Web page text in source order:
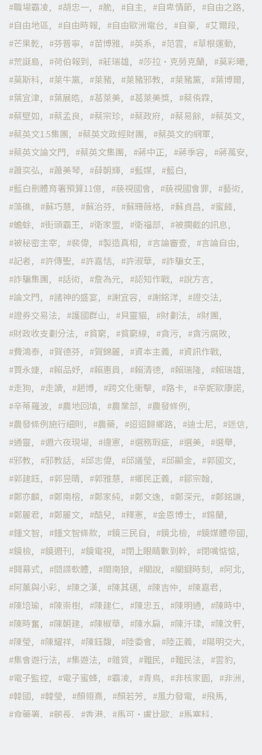
職場霸凌
胡忠一 脆 自主 自卑情節
自由之路
自由地區
自由時報 自由歐洲電台 自豪
艾爾段
芒果乾
芬普寧 苗博雅 英系 范雲
草根運動
荒誕島
荷伯報到 莊瑞雄 莎拉·克勞克蘭
莫彩曦
莫斯科
萊牛黨 萊豬 萊豬邪教 萊豬黨
葉博爾
葉宜津
葉展皓 葛萊美 葛萊美獎
蔡侑霖
蔡壁如
蔡孟良 蔡宗珍 蔡政府 蔡易餘
蔡英文
蔡英文1.5集團
蔡英文政經財團
蔡英文的網軍
蔡英文論文門
蔡英文集團 蔣中正 蔣季容
蔣萬安
蕭奕弘
蕭美琴 薛朝輝 藍媒
藍白
藍白刪體育署預算11億
藐視國會 藐視國會罪
藝術
藻礁
蘇巧慧 蘇治芬 蘇珊薇格 蘇貞昌
蜜餞
蟾蜍
街頭霸王 衛家盟 衛福部
被攔截的訊息
被秘密主宰
裴偉 製造真相 言論審查
言論自由
記者
許傳聖 許嘉恬 許淑華
詐騙女王
詐騙集團
話術 詹為元 認知作戰
說方言
論文門
諸神的盛宴 謝宜容 謝銘洋
證交法
證券交易法
護國群山 貝靈貓 財劃法
財團
財政收支劃分法
貧窮 貧窮線 貪污
貪污腐敗
費鴻泰
賀德芬 賀錦麗 資本主義
資訊作戰
賈永婕
賴品妤 賴惠員 賴清德 賴瑞隆
賴瑞雄
走狗
走讀 趙博 跨文化衝擊 路卡
辛妮歐康諾
辛蒂羅波
農地回填 農業部
農發條例
農發條例施行細則
農藥 迢迢歸鄉路 迪士尼
迷信
通靈
週六夜現場 違憲 選務瑕疵 選美
選舉
邪教
邪教話 邱志偉 邱議瑩 邱顯金
郭國文
郭建鈺
郭昱晴 郭雅慧 鄉民正義
鄒宗翰
鄭亦麟
鄭南榕 鄭家純 鄭文逸 鄭深元
鄭銘謙
鄭麗君
鄭麗文 酷兒 釋憲 金恩博士
錫蘭
鍾文智
鍾文智條款 鏡三民自 鏡北檢
鏡媒體帝國
鏡檢
鏡週刊 鏡電視 閉上眼睛數到幹
閉嘴惦惦
開幕式
間諜軟體 閩南狼 關說 關鍵時刻
阿北
阿薰與小彩
陳之漢 陳其邁 陳吉仲
陳嘉君
陳培瑜
陳崇樹 陳建仁 陳忠五 陳明通
陳時中
陳時奮
陳朝建 陳椒華 陳水扁 陳汘瑈
陳汶軒
陳瑩
陳耀祥 陳鈺馥 陸委會 陸正義
陽明交大
集會遊行法
集遊法 雜質 難民 難民法
雲豹
電子監控
電子蜜蜂 霸凌 青鳥 非核家園
非洲
韓國
韓瑩 顏翎熹 顏若芳 風力發電
飛馬
食藥署
館長 香港 馬可·盧比歐
馬塞科